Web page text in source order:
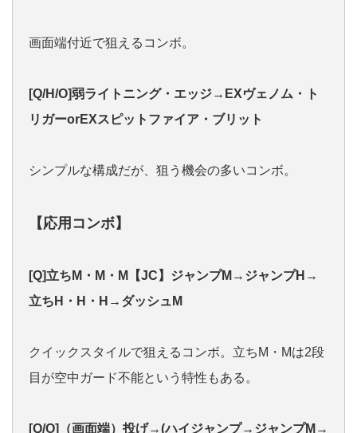
画面端付近で狙えるコンボ。
[Q/H/O]弱ライトニング・エッジ→EXヴェノム・ト
リガーorEXスピットファイア・ブリット
シンプルな構成だが、狙う機会の多いコンボ。
【応用コンボ】
[Q]立ちM・M・M【JC】ジャンプM→ジャンプH→
立ちH・H・H→ダッシュM
クイックスタイルで狙えるコンボ。立ちM・Mは2段
目が空中ガード不能という特性もある。
[Q/O]（画面端）投げ→(ハイジャンプ→ジャンプM→